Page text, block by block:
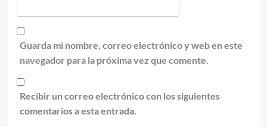
Guarda mi nombre, correo electrónico y web en este
navegador para la próxima vez que comente.
Recibir un correo electrónico con los siguientes
comentarios a esta entrada.